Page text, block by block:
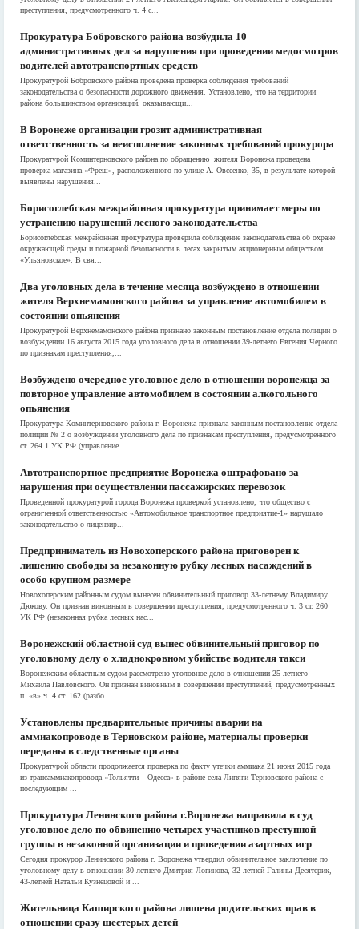
преступления, предусмотренного ч. 4 с...
Прокуратура Бобровского района возбудила 10
административных дел за нарушения при проведении медосмотров
водителей автотранспортных средств
Прокуратурой Бобровского района проведена проверка соблюдения требований
законодательства о безопасности дорожного движения. Установлено, что на территории
района большинством организаций, оказывающи...
В Воронеже организации грозит административная
ответственность за неисполнение законных требований прокурора
Прокуратурой Коминтерновского района по обращению жителя Воронежа проведена
проверка магазина «Фреш», расположенного по улице А. Овсеенко, 35, в результате которой
выявлены нарушения...
Борисоглебская межрайонная прокуратура принимает меры по
устранению нарушений лесного законодательства
Борисоглебская межрайонная прокуратура проверила соблюдение законодательства об охране
окружающей среды и пожарной безопасности в лесах закрытым акционерным обществом
«Ульяновское». В свя...
Два уголовных дела в течение месяца возбуждено в отношении
жителя Верхнемамонского района за управление автомобилем в
состоянии опьянения
Прокуратурой Верхнемамонского района признано законным постановление отдела полиции о
возбуждении 16 августа 2015 года уголовного дела в отношении 39-летнего Евгения Черного
по признакам преступления,...
Возбуждено очередное уголовное дело в отношении воронежца за
повторное управление автомобилем в состоянии алкогольного
опьянения
Прокуратура Коминтерновского района г. Воронежа признала законным постановление отдела
полиции № 2 о возбуждении уголовного дела по признакам преступления, предусмотренного
ст. 264.1 УК РФ (управление...
Автотранспортное предприятие Воронежа оштрафовано за
нарушения при осуществлении пассажирских перевозок
Проведенной прокуратурой города Воронежа проверкой установлено, что общество с
ограниченной ответственностью «Автомобильное транспортное предприятие-1» нарушало
законодательство о лицензир...
Предприниматель из Новохоперского района приговорен к
лишению свободы за незаконную рубку лесных насаждений в
особо крупном размере
Новохоперским районным судом вынесен обвинительный приговор 33-летнему Владимиру
Дюкову. Он признан виновным в совершении преступления, предусмотренного ч. 3 ст. 260
УК РФ (незаконная рубка лесных нас...
Воронежский областной суд вынес обвинительный приговор по
уголовному делу о хладнокровном убийстве водителя такси
Воронежским областным судом рассмотрено уголовное дело в отношении 25-летнего
Михаила Павловского. Он признан виновным в совершении преступлений, предусмотренных
п. «в» ч. 4 ст. 162 (разбо...
Установлены предварительные причины аварии на
аммиакопроводе в Терновском районе, материалы проверки
переданы в следственные органы
Прокуратурой области продолжается проверка по факту утечки аммиака 21 июня 2015 года
из трансаммиакопровода «Тольятти – Одесса» в районе села Липяги Терновского района с
последующим ...
Прокуратура Ленинского района г.Воронежа направила в суд
уголовное дело по обвинению четырех участников преступной
группы в незаконной организации и проведении азартных игр
Сегодня прокурор Ленинского района г. Воронежа утвердил обвинительное заключение по
уголовному делу в отношении 30-летнего Дмитрия Логинова, 32-летней Галины Десятерик,
43-летней Натальи Кузнецовой и ...
Жительница Каширского района лишена родительских прав в
отношении сразу шестерых детей